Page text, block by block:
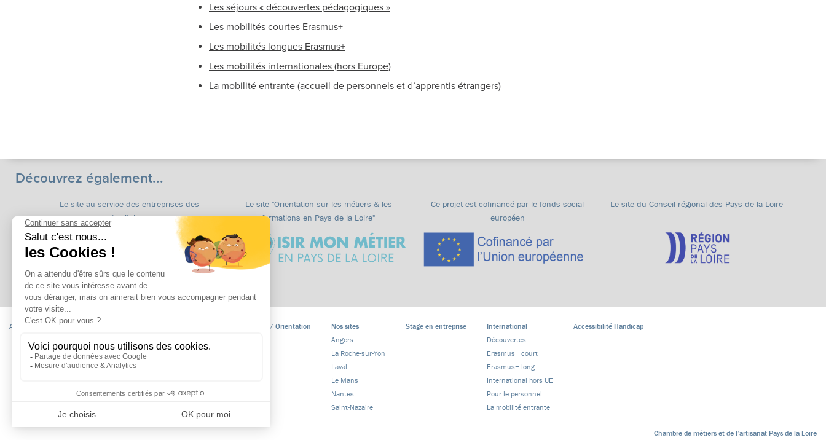
Les séjours « découvertes pédagogiques »
Les mobilités courtes Erasmus+
Les mobilités longues Erasmus+
Les mobilités internationales (hors Europe)
La mobilité entrante (accueil de personnels et d’apprentis étrangers)
Découvrez également...
Le site au service des entreprises des
territoires
Le site "Orientation sur les métiers & les
formations en Pays de la Loire"
Ce projet est cofinancé par le fonds social
européen
Le site du Conseil régional des Pays de la Loire
Accueil Formationsapprentissage
Niveau BAC
Niveau Post BAC
Insertion / Orientation
Nos sites
Angers
La Roche-sur-Yon
Laval
Le Mans
Nantes
Saint-Nazaire
Stage en entreprise
International
Découvertes
Erasmus+ court
Erasmus+ long
International hors UE
Pour le personnel
La mobilité entrante
Accessibilité Handicap
Chambre de métiers et de l’artisanat Pays de la Loire